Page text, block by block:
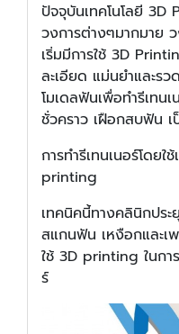
ปัจจุบันเทคโนโลยี 3D
วงการต่างๆมากมาย
เริ่มมีการใช้ 3D
ละเอียด แม่นยำและร
โมเดลฟันเพื่อทำรีเท
ชั่วคราว เฝือกสบฟัน
การทำรีเทนเนอร์โดย
printing
เทคนิคนี้ทางคลินิกปร
สแกนฟัน เหงือกและเ
ใช้ 3D printing ในกา
ร์